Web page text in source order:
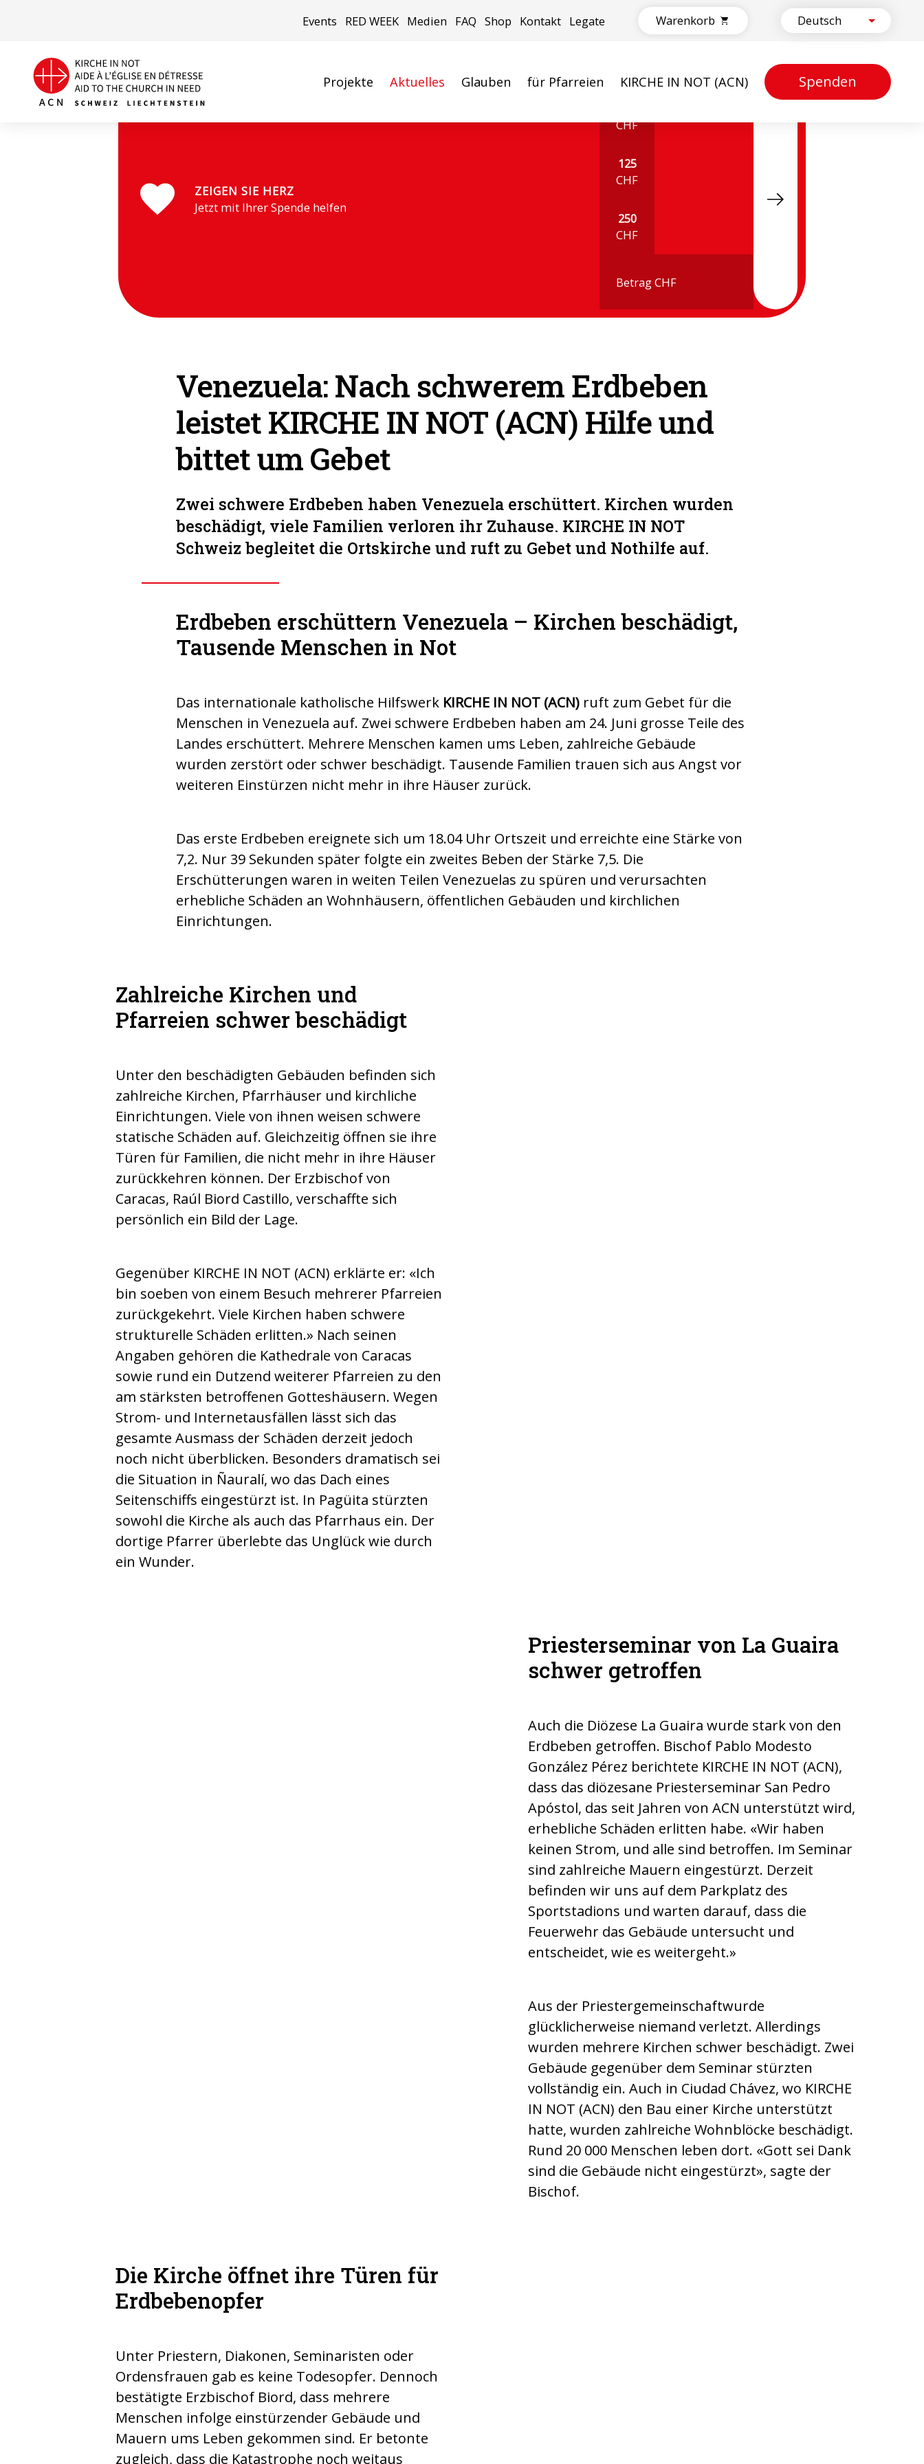
Events RED WEEK Medien FAQ Shop Kontakt Legate Warenkorb
Projekte Aktuelles Glauben für Pfarreien KIRCHE IN NOT (ACN) Spenden
ZEIGEN SIE HERZ
Jetzt mit Ihrer Spende helfen
CHF
125
CHF
250
CHF
Venezuela: Nach schwerem Erdbeben
leistet KIRCHE IN NOT (ACN) Hilfe und
bittet um Gebet
Zwei schwere Erdbeben haben Venezuela erschüttert. Kirchen wurden
beschädigt, viele Familien verloren ihr Zuhause. KIRCHE IN NOT
Schweiz begleitet die Ortskirche und ruft zu Gebet und Nothilfe auf.
Erdbeben erschüttern Venezuela – Kirchen beschädigt,
Tausende Menschen in Not
Das internationale katholische Hilfswerk KIRCHE IN NOT (ACN) ruft zum Gebet für die
Menschen in Venezuela auf. Zwei schwere Erdbeben haben am 24. Juni grosse Teile des
Landes erschüttert. Mehrere Menschen kamen ums Leben, zahlreiche Gebäude
wurden zerstört oder schwer beschädigt. Tausende Familien trauen sich aus Angst vor
weiteren Einstürzen nicht mehr in ihre Häuser zurück.
Das erste Erdbeben ereignete sich um 18.04 Uhr Ortszeit und erreichte eine Stärke von
7,2. Nur 39 Sekunden später folgte ein zweites Beben der Stärke 7,5. Die
Erschütterungen waren in weiten Teilen Venezuelas zu spüren und verursachten
erhebliche Schäden an Wohnhäusern, öffentlichen Gebäuden und kirchlichen
Einrichtungen.
Zahlreiche Kirchen und
Pfarreien schwer beschädigt
Unter den beschädigten Gebäuden befinden sich
zahlreiche Kirchen, Pfarrhäuser und kirchliche
Einrichtungen. Viele von ihnen weisen schwere
statische Schäden auf. Gleichzeitig öffnen sie ihre
Türen für Familien, die nicht mehr in ihre Häuser
zurückkehren können. Der Erzbischof von
Caracas, Raúl Biord Castillo, verschaffte sich
persönlich ein Bild der Lage.
Gegenüber KIRCHE IN NOT (ACN) erklärte er: «Ich
bin soeben von einem Besuch mehrerer Pfarreien
zurückgekehrt. Viele Kirchen haben schwere
strukturelle Schäden erlitten.» Nach seinen
Angaben gehören die Kathedrale von Caracas
sowie rund ein Dutzend weiterer Pfarreien zu den
am stärksten betroffenen Gotteshäusern. Wegen
Strom- und Internetausfällen lässt sich das
gesamte Ausmass der Schäden derzeit jedoch
noch nicht überblicken. Besonders dramatisch sei
die Situation in Ñauralí, wo das Dach eines
Seitenschiffs eingestürzt ist. In Pagüita stürzten
sowohl die Kirche als auch das Pfarrhaus ein. Der
dortige Pfarrer überlebte das Unglück wie durch
ein Wunder.
Priesterseminar von La Guaira
schwer getroffen
Auch die Diözese La Guaira wurde stark von den
Erdbeben getroffen. Bischof Pablo Modesto
González Pérez berichtete KIRCHE IN NOT (ACN),
dass das diözesane Priesterseminar San Pedro
Apóstol, das seit Jahren von ACN unterstützt wird,
erhebliche Schäden erlitten habe. «Wir haben
keinen Strom, und alle sind betroffen. Im Seminar
sind zahlreiche Mauern eingestürzt. Derzeit
befinden wir uns auf dem Parkplatz des
Sportstadions und warten darauf, dass die
Feuerwehr das Gebäude untersucht und
entscheidet, wie es weitergeht.»
Aus der Priestergemeinschaftwurde
glücklicherweise niemand verletzt. Allerdings
wurden mehrere Kirchen schwer beschädigt. Zwei
Gebäude gegenüber dem Seminar stürzten
vollständig ein. Auch in Ciudad Chávez, wo KIRCHE
IN NOT (ACN) den Bau einer Kirche unterstützt
hatte, wurden zahlreiche Wohnblöcke beschädigt.
Rund 20 000 Menschen leben dort. «Gott sei Dank
sind die Gebäude nicht eingestürzt», sagte der
Bischof.
Die Kirche öffnet ihre Türen für
Erdbebenopfer
Unter Priestern, Diakonen, Seminaristen oder
Ordensfrauen gab es keine Todesopfer. Dennoch
bestätigte Erzbischof Biord, dass mehrere
Menschen infolge einstürzender Gebäude und
Mauern ums Leben gekommen sind. Er betonte
zugleich, dass die Katastrophe noch weitaus